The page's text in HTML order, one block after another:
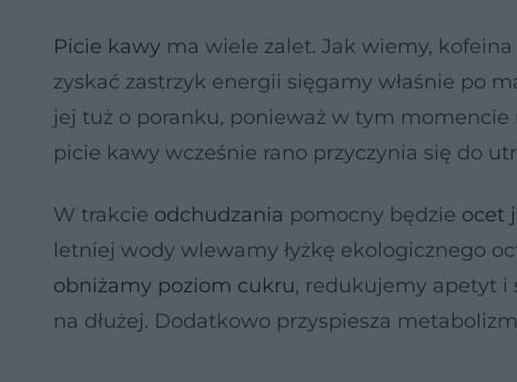
Picie kawy ma wiele zalet. Jak wiemy,
zyskać zastrzyk energii sięgamy właśnie po
jej tuż o poranku, ponieważ w tym
picie kawy wcześnie rano przyczynia się do
W trakcie odchudzania pomocny będzie ocet
letniej wody wlewamy łyżkę ekologicznego
obniżamy poziom cukru, redukujemy apetyt i
na dłużej. Dodatkowo przyspiesza